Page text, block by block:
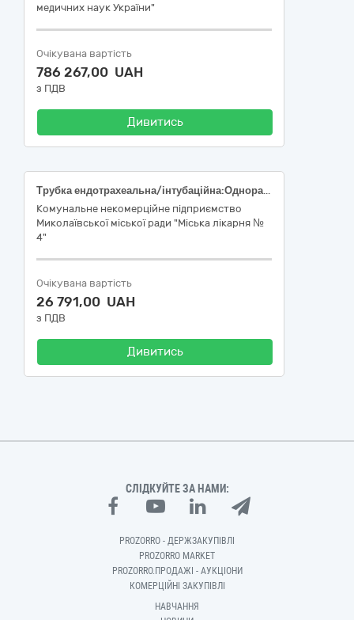
медичних наук України"
Очікувана вартість
786 267,00 UAH
з ПДВ
Дивитись
Трубка ендотрахеальна/інтубаційна:Одноразова, Стерильна, Діаметр трубки: 7.00 міліметр, Оральна інтубація, Наявність манжети, Атравматичний дистальний кінець з боковим отвором по Мерфі, Конектор, Клапан заповнення манжети з пілотним балоном, Армована, Трубка ендотрахеальна/Трубка інтубаційна: Одноразова, Стерильна, Діаметр трубки: 7.50 міліметр, Оральна інтубація, Наявність манжети, Атравматичний дистальний кінець з боковим отвором по Мерфі, Конектор, Клапан заповнення манжети з пілотним балоном, Трубка ендотрахеальна/Трубка інтубаційна: Одноразова, Стерильна, Діаметр трубки: 8.00 міліметр, Оральна інтубація, Наявність манжети, Атравматичний дистальний кінець з боковим отвором по Мерфі, Конектор, Клапан заповнення манжети з пілотним балоном
Комунальне некомерційне підприємство
Миколаївської міської ради "Міська лікарня №
4"
Очікувана вартість
26 791,00 UAH
з ПДВ
Дивитись
СЛІДКУЙТЕ ЗА НАМИ:
PROZORRO - ДЕРЖЗАКУПІВЛІ
PROZORRO MARKET
PROZORRO.ПРОДАЖІ - АУКЦІОНИ
КОМЕРЦІЙНІ ЗАКУПІВЛІ
НАВЧАННЯ